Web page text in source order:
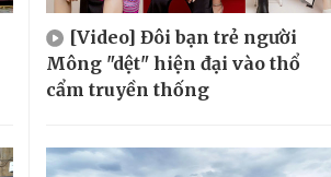
[Video] Đôi bạn trẻ người
Mông "dệt" hiện đại vào thổ
cẩm truyền thống